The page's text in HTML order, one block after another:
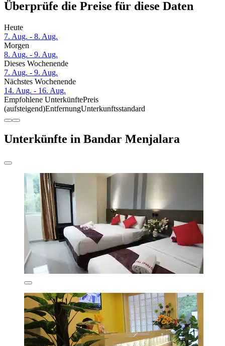
Überprüfe die Preise für diese Daten
Heute
7. Aug. - 8. Aug.
Morgen
8. Aug. - 9. Aug.
Dieses Wochenende
7. Aug. - 9. Aug.
Nächstes Wochenende
14. Aug. - 16. Aug.
Empfohlene UnterkünftePreis
(aufsteigend)EntfernungUnterkunftsstandard
Unterkünfte in Bandar Menjalara